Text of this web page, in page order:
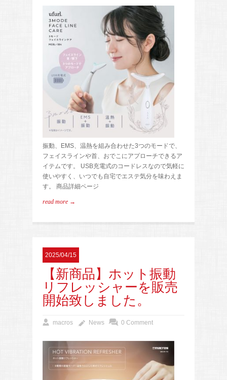
振動、EMS、温熱を組み合わせた3つのモードで、
フェイスラインや首、おでこにアプローチできるア
イテムです。 USB充電式のコードレスなので気軽に
使いやすく、いつでも自宅でエステ気分を味わえま
す。 商品詳細ページ
read more →
2025/04/15
【新商品】ホット振動
リフレッシャーを販売
開始致しました。
macros News 0 Comment